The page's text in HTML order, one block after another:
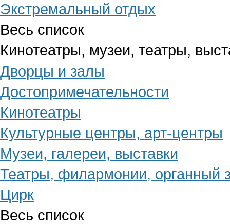
Экстремальный отдых
Весь список
Кинотеатры, музеи, театры,
Дворцы и залы
Достопримечательности
Кинотеатры
Культурные центры, арт-центры
Музеи, галереи, выставки
Театры, филармонии, органный
Цирк
Весь список